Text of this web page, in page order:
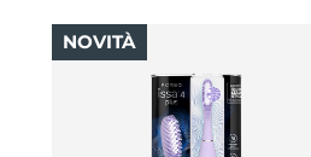
NOVITÀ